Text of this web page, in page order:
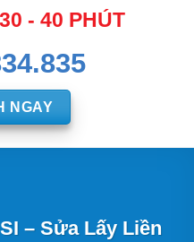
- 40 PHÚT
NGAY
– Sửa Lấy Liền